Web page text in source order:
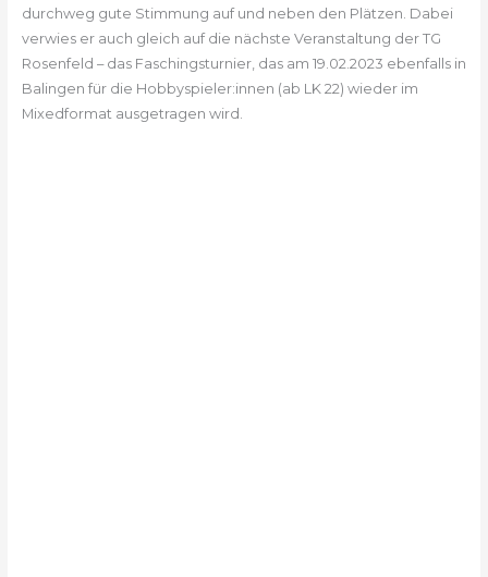
durchweg gute Stimmung auf und neben den Plätzen. Dabei
verwies er auch gleich auf die nächste Veranstaltung der TG
Rosenfeld – das Faschingsturnier, das am 19.02.2023 ebenfalls in
Balingen für die Hobbyspieler:innen (ab LK 22) wieder im
Mixedformat ausgetragen wird.